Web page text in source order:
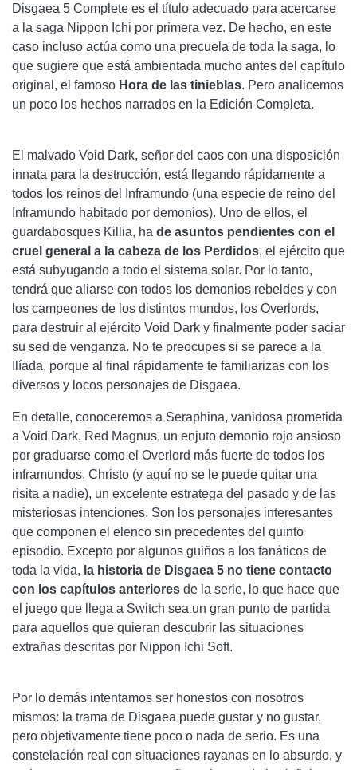
Disgaea 5 Complete es el título adecuado para acercarse
a la saga Nippon Ichi por primera vez. De hecho, en este
caso incluso actúa como una precuela de toda la saga, lo
que sugiere que está ambientada mucho antes del capítulo
original, el famoso Hora de las tinieblas. Pero analicemos
un poco los hechos narrados en la Edición Completa.
El malvado Void Dark, señor del caos con una disposición
innata para la destrucción, está llegando rápidamente a
todos los reinos del Inframundo (una especie de reino del
Inframundo habitado por demonios). Uno de ellos, el
guardabosques Killia, ha de asuntos pendientes con el
cruel general a la cabeza de los Perdidos, el ejército que
está subyugando a todo el sistema solar. Por lo tanto,
tendrá que aliarse con todos los demonios rebeldes y con
los campeones de los distintos mundos, los Overlords,
para destruir al ejército Void Dark y finalmente poder saciar
su sed de venganza. No te preocupes si se parece a la
Ilíada, porque al final rápidamente te familiarizas con los
diversos y locos personajes de Disgaea.
En detalle, conoceremos a Seraphina, vanidosa prometida
a Void Dark, Red Magnus, un enjuto demonio rojo ansioso
por graduarse como el Overlord más fuerte de todos los
inframundos, Christo (y aquí no se le puede quitar una
risita a nadie), un excelente estratega del pasado y de las
misteriosas intenciones. Son los personajes interesantes
que componen el elenco sin precedentes del quinto
episodio. Excepto por algunos guiños a los fanáticos de
toda la vida, la historia de Disgaea 5 no tiene contacto
con los capítulos anteriores de la serie, lo que hace que
el juego que llega a Switch sea un gran punto de partida
para aquellos que quieran descubrir las situaciones
extrañas descritas por Nippon Ichi Soft.
Por lo demás intentamos ser honestos con nosotros
mismos: la trama de Disgaea puede gustar y no gustar,
pero objetivamente tiene poco o nada de serio. Es una
constelación real con situaciones rayanas en lo absurdo, y